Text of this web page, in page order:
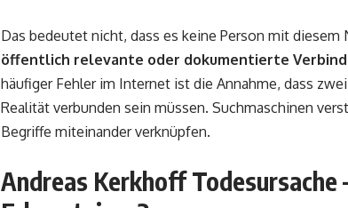
Das bedeutet nicht, dass es keine Person mit
öffentlich relevante oder dokumentierte
häufiger Fehler im Internet ist die Annahme, dass
Realität verbunden sein müssen. Suchmaschinen
Begriffe miteinander verknüpfen.
Andreas Kerkhoff Todesursache